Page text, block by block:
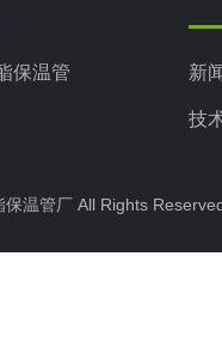
保温管 新
技
保温管厂 All Rights